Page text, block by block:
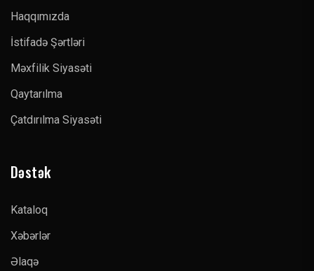
Haqqımızda
İstifadə Şərtləri
Məxfilik Siyasəti
Qaytarılma
Çatdırılma Siyasəti
Dəstək
Kataloq
Xəbərlər
Əlaqə